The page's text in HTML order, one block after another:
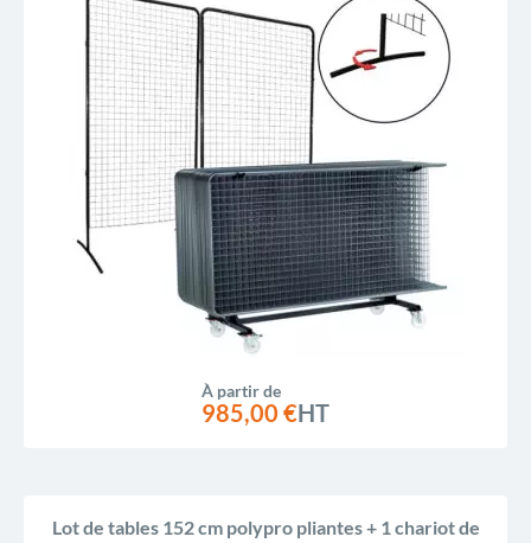
À partir de
985,00 €HT
Lot de tables 152 cm polypro pliantes + 1 chariot de